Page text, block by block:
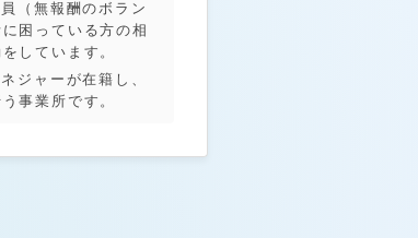
（無報酬のボラン
困っている方の相
しています。
ジャーが在籍し、
事業所です。